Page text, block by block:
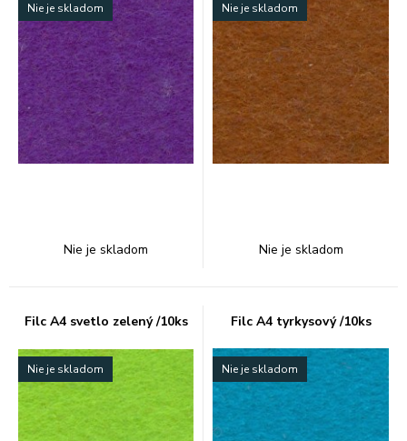
Nie je skladom
Nie je skladom
Nie je skladom
Nie je skladom
Filc A4 svetlo zelený /10ks
Nie je skladom
Filc A4 tyrkysový /10ks
Nie je skladom